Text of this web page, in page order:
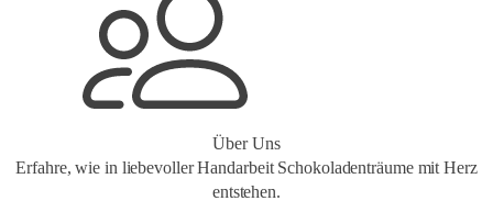
Über Uns
Erfahre, wie in liebevoller Handarbeit Schokoladenträume mit Herz
entstehen.